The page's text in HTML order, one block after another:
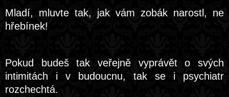
Mladí, mluvte tak, jak vám zobák narostl, ne
hřebínek!
Pokud budeš tak veřejně vyprávět o svých
intimitách i v budoucnu, tak se i psychiatr
rozchechtá.